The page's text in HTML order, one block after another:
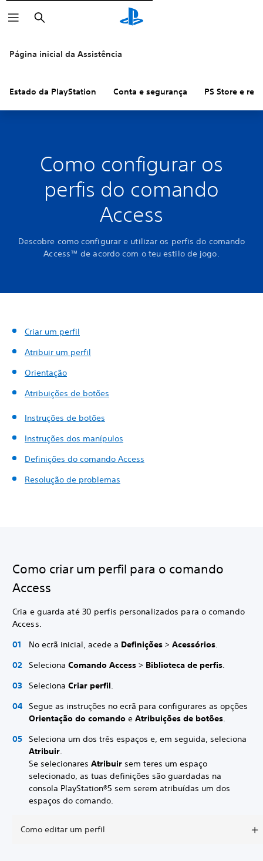
Pesquisar
Página inicial da Assistência
Estado da PlayStation Conta e segurança PS Store e
Como configurar os
perfis do comando
Access
Descobre como configurar e utilizar os perfis do comando
Access™ de acordo com o teu estilo de jogo.
Criar um perfil
Atribuir um perfil
Orientação
Atribuições de botões
Instruções de botões
Instruções dos manípulos
Definições do comando Access
Resolução de problemas
Como criar um perfil para o comando
Access
Cria e guarda até 30 perfis personalizados para o comando
Access.
No ecrã inicial, acede a Definições > Acessórios.
Seleciona Comando Access > Biblioteca de perfis.
Seleciona Criar perfil.
Segue as instruções no ecrã para configurares as opções
Orientação do comando e Atribuições de botões.
Seleciona um dos três espaços e, em seguida, seleciona
Atribuir.
Se selecionares Atribuir sem teres um espaço
selecionado, as tuas definições são guardadas na
consola PlayStation®5 sem serem atribuídas um dos
espaços do comando.
Como editar um perfil